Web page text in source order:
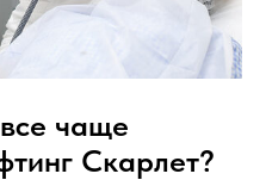
чаще
Скарлет?